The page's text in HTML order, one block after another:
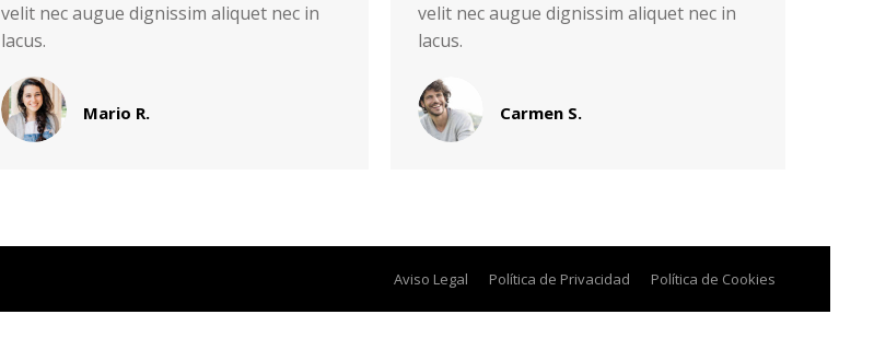
velit nec augue dignissim aliquet nec in
lacus.
Mario R.
velit nec augue dignissim aliquet nec in
lacus.
Carmen S.
Aviso Legal Política de Privacidad Política de Cookies